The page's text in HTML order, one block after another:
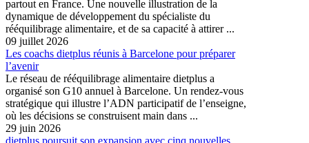
partout en France. Une nouvelle illustration de la
dynamique de développement du spécialiste du
rééquilibrage alimentaire, et de sa capacité à attirer ...
09 juillet 2026
Les coachs dietplus réunis à Barcelone pour préparer
l’avenir
Le réseau de rééquilibrage alimentaire dietplus a
organisé son G10 annuel à Barcelone. Un rendez-vous
stratégique qui illustre l’ADN participatif de l’enseigne,
où les décisions se construisent main dans ...
29 juin 2026
dietplus poursuit son expansion avec cinq nouvelles